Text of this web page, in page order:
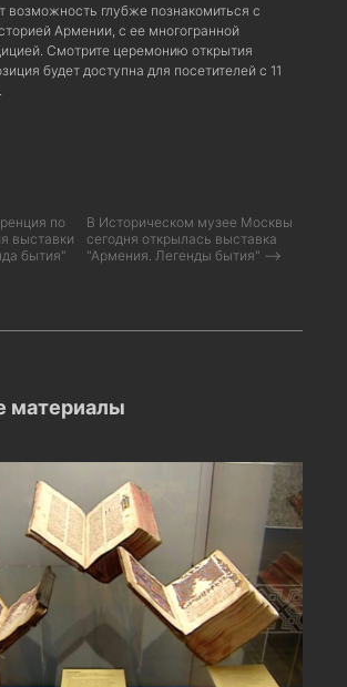
возможность глубже познакомиться с
Армении, с ее многогранной
Смотрите церемонию открытия
будет доступна для посетителей с 11
по
выставки
бытия"
В Историческом музее Москвы
сегодня открылась выставка
"Армения. Легенды бытия" ⟶
материалы